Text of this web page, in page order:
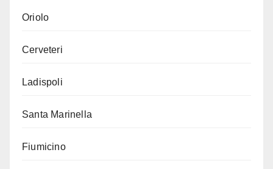
Oriolo
Cerveteri
Ladispoli
Santa Marinella
Fiumicino